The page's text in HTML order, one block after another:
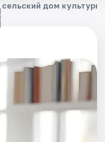
☾
дом культуры